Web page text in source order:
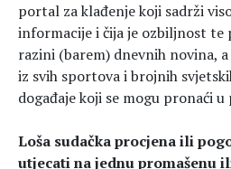
portal za klađenje koji sadrži
informacije i čija je ozbiljnost te
razini (barem) dnevnih novina,
iz svih sportova i brojnih
događaje koji se mogu pronaći
Loša sudačka procjena ili
utjecati na jednu promašenu